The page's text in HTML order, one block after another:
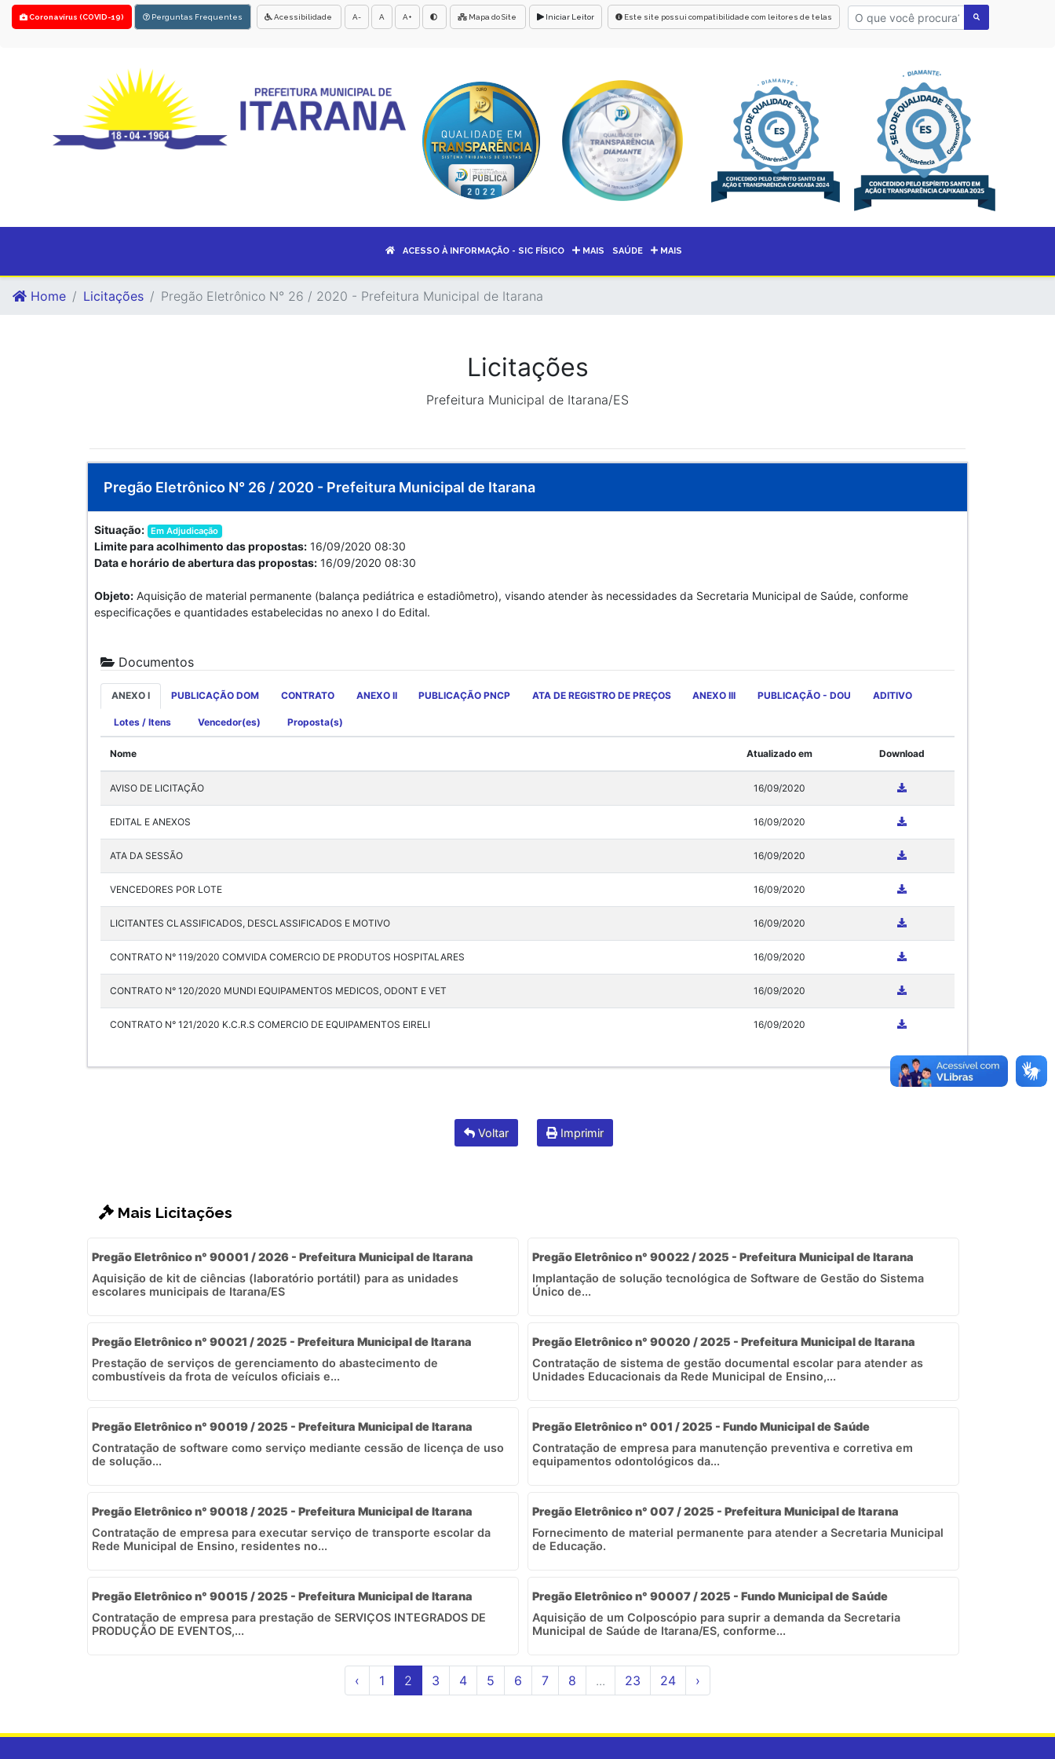
Coronavírus (COVID-19) Perguntas Frequentes Acessibilidade A- A A+ Mapa do Site Iniciar Leitor Este site possui compatibilidade com leitores de telas
ACESSO À INFORMAÇÃO - SIC FÍSICO MAIS SAÚDE MAIS
Home Licitações Pregão Eletrônico N° 26 / 2020 - Prefeitura Municipal de Itarana
Licitações
Prefeitura Municipal de Itarana/ES
Pregão Eletrônico N° 26 / 2020 - Prefeitura Municipal de Itarana
Situação: Em Adjudicação
Limite para acolhimento das propostas: 16/09/2020 08:30
Data e horário de abertura das propostas: 16/09/2020 08:30
Objeto: Aquisição de material permanente (balança pediátrica e estadiômetro), visando atender às necessidades da Secretaria Municipal de Saúde, conforme
especificações e quantidades estabelecidas no anexo I do Edital.
Documentos
ANEXO I PUBLICAÇÃO DOM CONTRATO ANEXO II PUBLICAÇÃO PNCP ATA DE REGISTRO DE PREÇOS ANEXO III PUBLICAÇÃO - DOU ADITIVO
Lotes / Itens Vencedor(es) Proposta(s)
Nome Atualizado em Download
AVISO DE LICITAÇÃO 16/09/2020
EDITAL E ANEXOS 16/09/2020
ATA DA SESSÃO 16/09/2020
VENCEDORES POR LOTE 16/09/2020
LICITANTES CLASSIFICADOS, DESCLASSIFICADOS E MOTIVO 16/09/2020
CONTRATO N° 119/2020 COMVIDA COMERCIO DE PRODUTOS HOSPITALARES 16/09/2020
CONTRATO N° 120/2020 MUNDI EQUIPAMENTOS MEDICOS, ODONT E VET 16/09/2020
CONTRATO N° 121/2020 K.C.R.S COMERCIO DE EQUIPAMENTOS EIRELI 16/09/2020
Voltar Imprimir
Mais Licitações
Pregão Eletrônico n° 90001 / 2026 - Prefeitura Municipal de Itarana
Aquisição de kit de ciências (laboratório portátil) para as unidades
escolares municipais de Itarana/ES
Pregão Eletrônico n° 90022 / 2025 - Prefeitura Municipal de Itarana
Implantação de solução tecnológica de Software de Gestão do Sistema
Único de...
Pregão Eletrônico n° 90021 / 2025 - Prefeitura Municipal de Itarana
Prestação de serviços de gerenciamento do abastecimento de
combustíveis da frota de veículos oficiais e...
Pregão Eletrônico n° 90020 / 2025 - Prefeitura Municipal de Itarana
Contratação de sistema de gestão documental escolar para atender as
Unidades Educacionais da Rede Municipal de Ensino,...
Pregão Eletrônico n° 90019 / 2025 - Prefeitura Municipal de Itarana
Contratação de software como serviço mediante cessão de licença de uso
de solução...
Pregão Eletrônico n° 001 / 2025 - Fundo Municipal de Saúde
Contratação de empresa para manutenção preventiva e corretiva em
equipamentos odontológicos da...
Pregão Eletrônico n° 90018 / 2025 - Prefeitura Municipal de Itarana
Contratação de empresa para executar serviço de transporte escolar da
Rede Municipal de Ensino, residentes no...
Pregão Eletrônico n° 007 / 2025 - Prefeitura Municipal de Itarana
Fornecimento de material permanente para atender a Secretaria Municipal
de Educação.
Pregão Eletrônico n° 90015 / 2025 - Prefeitura Municipal de Itarana
Contratação de empresa para prestação de SERVIÇOS INTEGRADOS DE
PRODUÇÃO DE EVENTOS,...
Pregão Eletrônico n° 90007 / 2025 - Fundo Municipal de Saúde
Aquisição de um Colposcópio para suprir a demanda da Secretaria
Municipal de Saúde de Itarana/ES, conforme...
‹ 1 2 3 4 5 6 7 8 ... 23 24 ›